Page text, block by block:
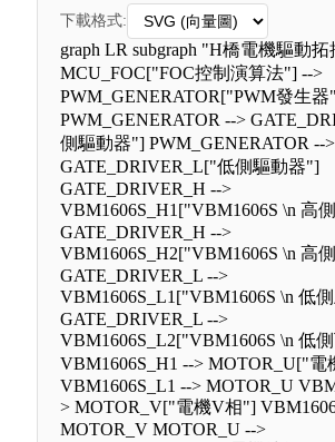
下載格式:
graph LR subgraph "H橋電機驅動拓
MCU_FOC["FOC控制演算法"] -->
PWM_GENERATOR["PWM發生器
PWM_GENERATOR -->
側驅動器"] PWM_GENERATOR -->
GATE_DRIVER_L["低側驅動器"]
GATE_DRIVER_H -->
VBM1606S_H1["VBM1606S \n 高
GATE_DRIVER_H -->
VBM1606S_H2["VBM1606S \n 高
GATE_DRIVER_L -->
VBM1606S_L1["VBM1606S \n 低
GATE_DRIVER_L -->
VBM1606S_L2["VBM1606S \n 低
VBM1606S_H1 --> MOTOR_U["電
VBM1606S_L1 --> MOTOR_U
> MOTOR_V["電機V相"]
MOTOR_V MOTOR_U -->